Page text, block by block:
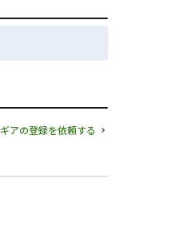
ギアの登録を依頼する